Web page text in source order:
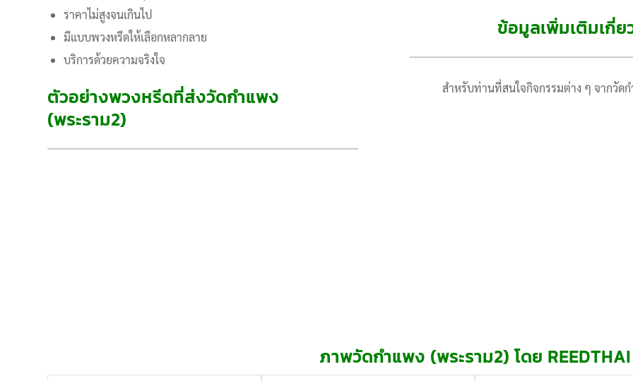
ราคาไม่สูงจนเกินไป
มีแบบพวงหรีดให้เลือกหลากลาย
บริการด้วยความจริงใจ
ตัวอย่างพวงหรีดที่ส่งวัดกำแพง
(พระราม2)
ข้อมูลเพิ่มเติมเกี่
สำหรับท่านที่สนใจกิจกรรมต่าง ๆ จากวั
ภาพวัดกำแพง (พระราม2) โดย REEDTHAI